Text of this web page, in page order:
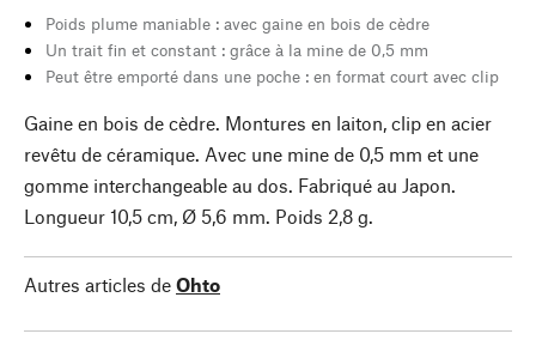
Poids plume maniable : avec gaine en bois de cèdre
Un trait fin et constant : grâce à la mine de 0,5 mm
Peut être emporté dans une poche : en format court avec clip
Gaine en bois de cèdre. Montures en laiton, clip en acier
revêtu de céramique. Avec une mine de 0,5 mm et une
gomme interchangeable au dos. Fabriqué au Japon.
Longueur 10,5 cm, Ø 5,6 mm. Poids 2,8 g.
Autres articles de Ohto